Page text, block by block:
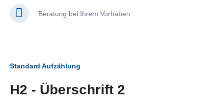
Beratung bei Ihrem Vorhaben
Standard Aufzählung
H2 - Überschrift 2